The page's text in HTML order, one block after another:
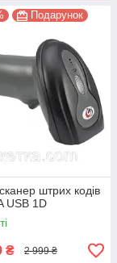
Подарунок
штрих кодів
USB 1D
₴ 2 999 ₴